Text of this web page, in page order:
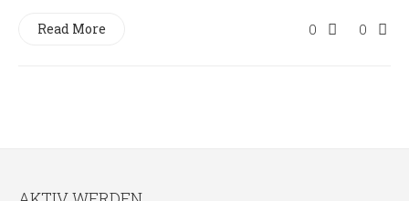
0 0
Read More